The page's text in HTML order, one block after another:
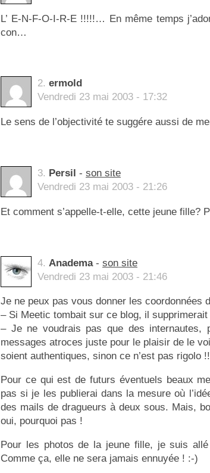
L’ E-N-F-O-I-R-E !!!!!… En même temps
con…
2. ermold
Vendredi 23 mai 2003 - 17:32
Le sens de l’objectivité te suggére aussi de
3. Persil - son site
Vendredi 23 mai 2003 - 21:26
Et comment s’appelle-t-elle, cette jeune fille?
4. Anadema- son site
Vendredi 23 mai 2003 - 21:46
Je ne peux pas vous donner les coordonnées
– Si Meetic tombait sur ce blog, il
– Je ne voudrais pas que des
messages atroces juste pour le plaisir de le
soient authentiques, sinon ce n’est pas rigolo
Pour ce qui est de futurs éventuels beaux
pas si je les publierai dans la mesure où
des mails de dragueurs à deux sous. Mais,
oui, pourquoi pas !
Pour les photos de la jeune fille, je suis
Comme ça, elle ne sera jamais ennuyée ! :-)